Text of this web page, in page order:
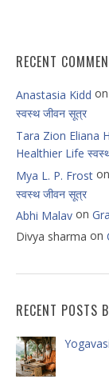
RECENT
Anastasia Kidd on
स्वस्थ जीवन सूत्र
Tara Zion Eliana
Healthier Life
Mya L. P. Frost on
स्वस्थ जीवन सूत्र
Abhi Malav on
Divya sharma on
RECENT POSTS